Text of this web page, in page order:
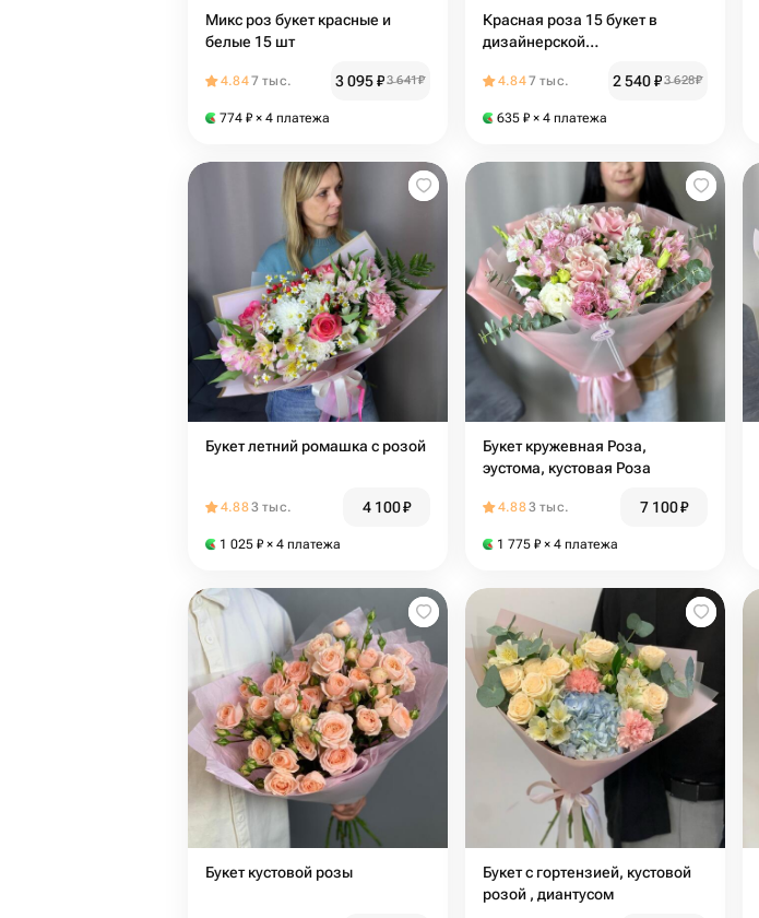
Микс роз букет красные и
белые 15 шт
4.847 тыс. 3 095₽3 641₽
774 ₽ × 4 платежа
Красная роза 15 букет в
дизайнерской
4.847 тыс. 2 540₽3 628₽
635 ₽ × 4 платежа
Букет летний ромашка с розой
4.883 тыс. 4 100₽
1 025 ₽ × 4 платежа
Букет кружевная Роза,
эустома, кустовая Роза
4.883 тыс. 7 100₽
1 775 ₽ × 4 платежа
Букет кустовой розы
Букет с гортензией, кустовой
розой , диантусом